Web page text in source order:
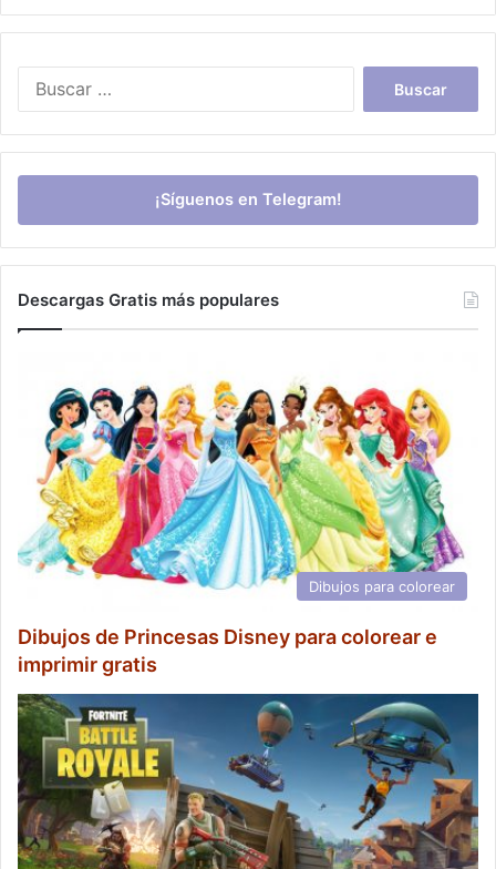
¡Síguenos en Telegram!
Descargas Gratis más populares
Dibujos para colorear
Dibujos de Princesas Disney para colorear e
imprimir gratis